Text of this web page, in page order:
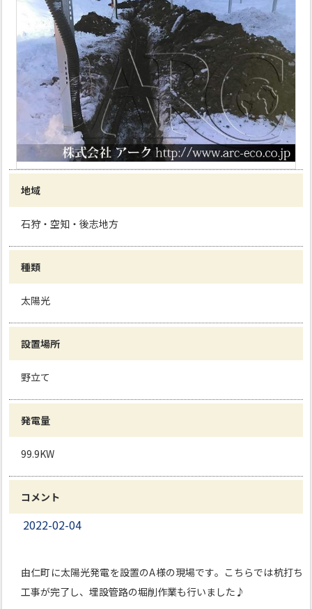
地域
石狩・空知・後志地方
種類
太陽光
設置場所
野立て
発電量
99.9KW
コメント
2022-02-04
由仁町に太陽光発電を設置のA様の現場です。こちらでは杭打ち
工事が完了し、埋設管路の堀削作業も行いました♪